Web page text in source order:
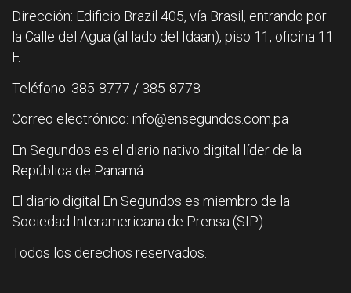
Dirección: Edificio Brazil 405, vía Brasil, entrando por
la Calle del Agua (al lado del Idaan), piso 11, oficina 11
F.
Teléfono: 385-8777 / 385-8778
Correo electrónico: info@ensegundos.com.pa
En Segundos es el diario nativo digital líder de la
República de Panamá.
El diario digital En Segundos es miembro de la
Sociedad Interamericana de Prensa (SIP).
Todos los derechos reservados.